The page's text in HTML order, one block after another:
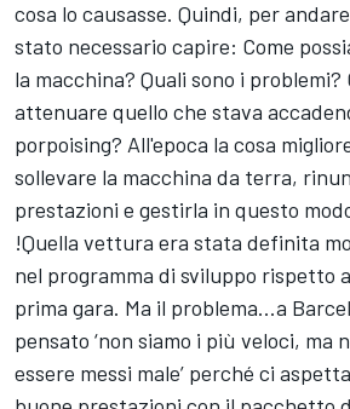
cosa lo causasse. Quindi, per
stato necessario capire: Come
la macchina? Quali sono i problemi?
attenuare quello che stava
porpoising? All'epoca la cosa
sollevare la macchina da terra,
prestazioni e gestirla in questo
!Quella vettura era stata definita
nel programma di sviluppo rispetto
prima gara. Ma il problema...a
pensato ‘non siamo i più veloci, ma
essere messi male’ perché ci